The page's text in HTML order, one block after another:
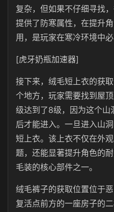
复杂，但如果不仔细寻找
提供了防寒属性，在提升
用，是玩家在寒冷环境中
[虎牙奶瓶加速器]
接下来，绒毛短上衣的获
个地方，玩家需要找到屋
级达到了8级，因为这个山
后才能进入。一旦进入山
短上衣。该上衣不仅在外
题，还能显著提升角色的
毛装的核心部件之一。
绒毛裤子的获取位置位于
复活点前方的一座房子的